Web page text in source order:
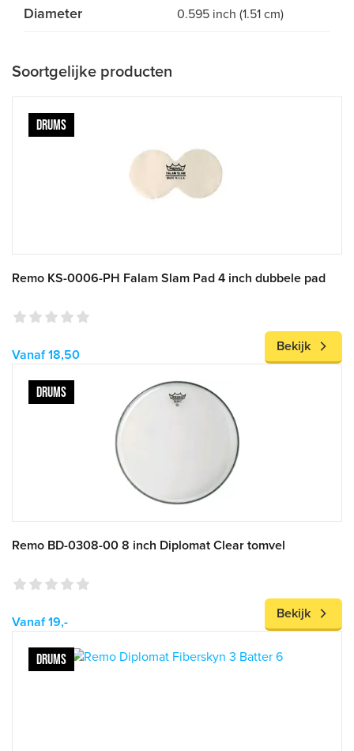
Diameter 0.595 inch (1.51 cm)
Soortgelijke producten
DRUMS
Remo KS-0006-PH Falam Slam Pad 4 inch dubbele pad
Vanaf 18,50
Bekijk
DRUMS
Remo BD-0308-00 8 inch Diplomat Clear tomvel
Vanaf 19,-
Bekijk
DRUMS